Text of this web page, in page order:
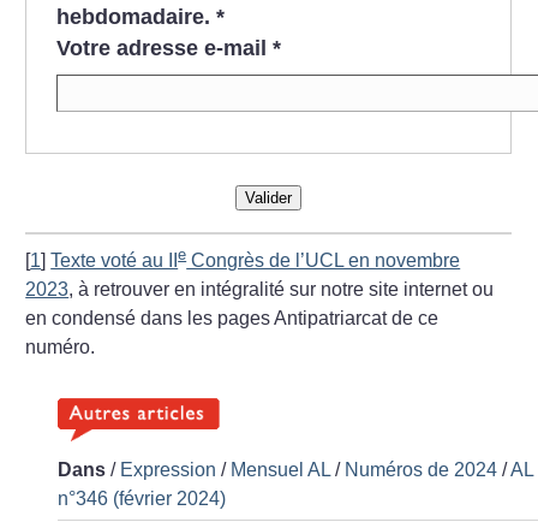
hebdomadaire. *
Votre adresse e-mail *
Valider
[1]Texte voté au IIeCongrès de l’UCL en novembre
2023, à retrouver en intégralité sur notre site internet ou
en condensé dans les pages Antipatriarcat de ce
numéro.
Dans / Expression / Mensuel AL / Numéros de 2024 /AL
n°346 (février 2024)